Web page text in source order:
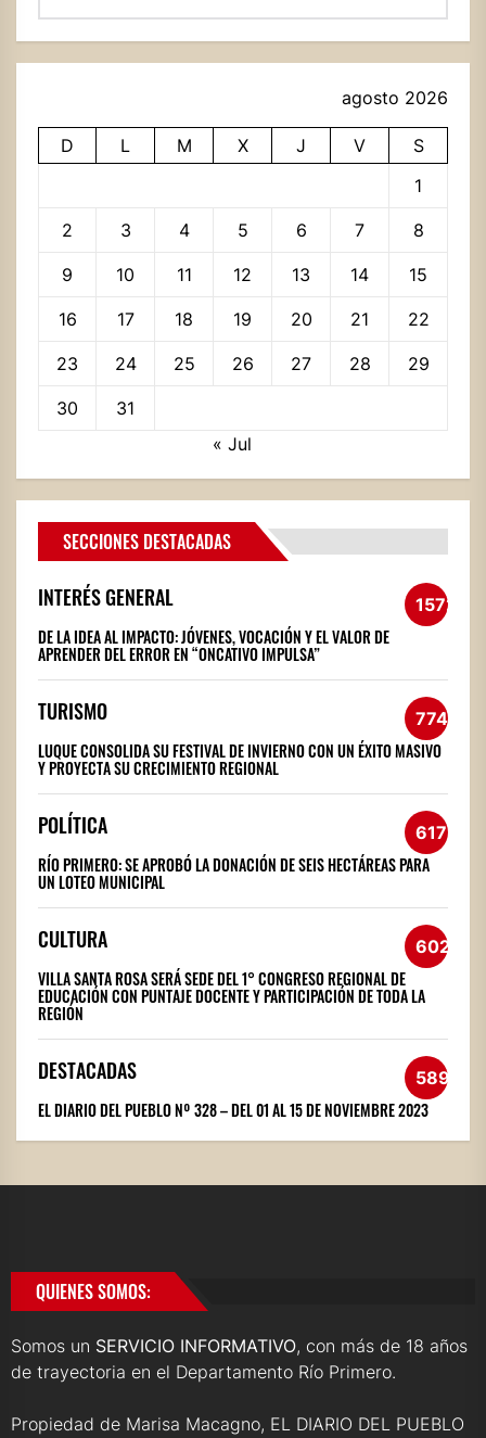
agosto 2026
D L M X J V
S
1
2 3 4 5 6 7 8
9 10 11 12 13 14 15
16 17 18 19 20 21 22
23 24 25 26 27 28 29
30
31
« Jul
SECCIONES DESTACADAS
INTERÉS GENERAL 1572
DE LA IDEA AL IMPACTO: JÓVENES, VOCACIÓN Y EL VALOR DE
APRENDER DEL ERROR EN “ONCATIVO IMPULSA”
TURISMO 774
LUQUE CONSOLIDA SU FESTIVAL DE INVIERNO CON UN ÉXITO MASIVO
Y PROYECTA SU CRECIMIENTO REGIONAL
POLÍTICA 617
RÍO PRIMERO: SE APROBÓ LA DONACIÓN DE SEIS HECTÁREAS PARA
UN LOTEO MUNICIPAL
CULTURA 602
VILLA SANTA ROSA SERÁ SEDE DEL 1° CONGRESO REGIONAL DE
EDUCACIÓN CON PUNTAJE DOCENTE Y PARTICIPACIÓN DE TODA LA
REGIÓN
DESTACADAS 589
EL DIARIO DEL PUEBLO Nº 328 – DEL 01 AL 15 DE NOVIEMBRE 2023
QUIENES SOMOS:
Somos un SERVICIO INFORMATIVO, con más de 18 años
de trayectoria en el Departamento Río Primero.
Propiedad de Marisa Macagno, EL DIARIO DEL PUEBLO